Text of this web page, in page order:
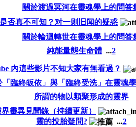
關於渡過冥河在靈魂學上的問答
否真不可知？对一则旧闻的疑惑
關於輪迴轉世在靈魂學上的問答
純能量態生命體 ...2
內這些影片不知大家有無看過？
「臨終皈依」與「臨終受洗」在靈魂
所謂的物以類聚形成的靈界
界靈異見聞錄（持續更新）
靈的投胎疑問?
...2